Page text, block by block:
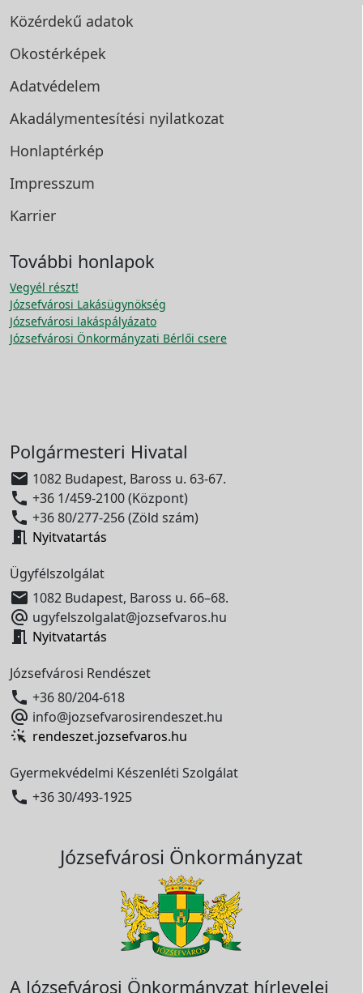
Közérdekű adatok
Okostérképek
Adatvédelem
Akadálymentesítési nyilatkozat
Honlaptérkép
Impresszum
Karrier
További honlapok
Vegyél részt!
Józsefvárosi Lakásügynökség
Józsefvárosi lakáspályázato
Józsefvárosi Önkormányzati Bérlői csere
Polgármesteri Hivatal
 1082 Budapest, Baross u. 63-67.
 +36 1/459-2100 (Központ)
 +36 80/277-256 (Zöld szám)
 Nyitvatartás
Ügyfélszolgálat
 1082 Budapest, Baross u. 66–68.
 ugyfelszolgalat@jozsefvaros.hu
 Nyitvatartás
Józsefvárosi Rendészet
 +36 80/204-618
 info@jozsefvarosirendeszet.hu
rendeszet.jozsefvaros.hu
Gyermekvédelmi Készenléti Szolgálat
 +36 30/493-1925
Józsefvárosi Önkormányzat
A Józsefvárosi Önkormányzat hírlevelei